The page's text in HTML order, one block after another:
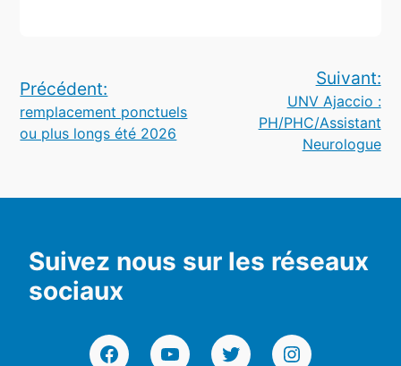
Navigation
de
l’article
Précédent:
remplacement ponctuels
ou plus longs été 2026
Suivant:
UNV Ajaccio :
PH/PHC/Assistant
Neurologue
Suivez nous sur les réseaux
sociaux
FacebookYouTubeTwitterInstagram